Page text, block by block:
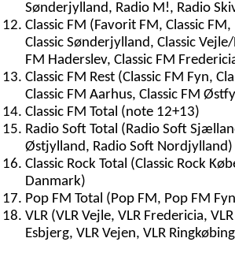
Sønderjylland, Radio M!, Radio
Classic FM (Favorit FM, Classic
Classic Sønderjylland, Classic
FM Haderslev, Classic FM
Classic FM Rest (Classic FM Fyn,
Classic FM Aarhus, Classic FM
Classic FM Total (note 12+13)
Radio Soft Total (Radio Soft
Østjylland, Radio Soft Nordjylland)
Classic Rock Total (Classic Rock
Danmark)
Pop FM Total (Pop FM, Pop FM
VLR (VLR Vejle, VLR Fredericia,
Esbjerg, VLR Vejen, VLR